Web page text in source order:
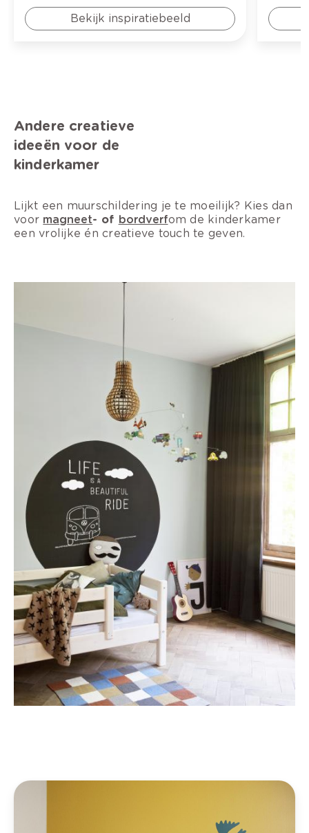
Bekijk inspiratiebeeld
Andere creatieve
ideeën voor de
kinderkamer
Lijkt een muurschildering je te moeilijk? Kies dan
voor magneet- of bordverfom de kinderkamer
een vrolijke én creatieve touch te geven.